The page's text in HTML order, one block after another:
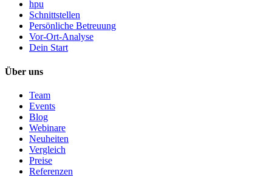
hpu
Schnittstellen
Persönliche Betreuung
Vor-Ort-Analyse
Dein Start
Über uns
Team
Events
Blog
Webinare
Neuheiten
Vergleich
Preise
Referenzen